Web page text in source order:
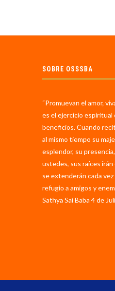
SOBRE OSSSBA
“Promuevan el amor,
es el ejercicio espiritual
beneficios. Cuando
al mismo tiempo su
esplendor, su
ustedes, sus raíces irán
se extenderán cada
refugio a amigos y
Sathya Sai Baba 4 de